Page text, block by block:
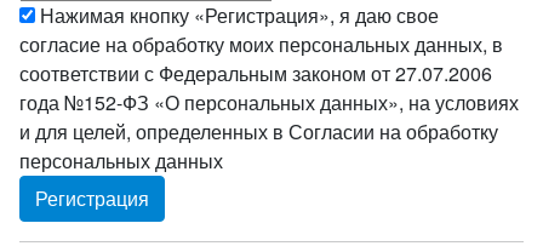
Нажимая кнопку «Регистрация», я даю свое
согласие на обработку моих персональных данных, в
соответствии с Федеральным законом от 27.07.2006
года №152-ФЗ «О персональных данных», на условиях
и для целей, определенных в Согласии на обработку
персональных данных